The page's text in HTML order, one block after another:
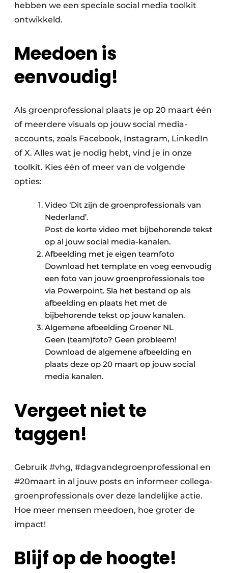
hebben we een speciale social media toolkit
ontwikkeld.
Meedoen is
eenvoudig!
​Als groenprofessional plaats je op 20 maart één
of meerdere visuals op jouw social media-
accounts, zoals Facebook, Instagram, LinkedIn
of X. Alles wat je nodig hebt, vind je in onze
toolkit. Kies één of meer van de volgende
opties:
​Video ‘Dit zijn de groenprofessionals van
Nederland’.
Post de korte video met bijbehorende tekst
op al jouw social media-kanalen.
Afbeelding met je eigen teamfoto
Download het template en voeg eenvoudig
een foto van jouw groenprofessionals toe
via Powerpoint. Sla het bestand op als
afbeelding en plaats het met de
bijbehorende tekst op jouw kanalen.
Algemene afbeelding Groener NL
Geen (team)foto? Geen probleem!
Download de algemene afbeelding en
plaats deze op 20 maart op jouw social
media​ kanalen.
​Vergeet niet te
taggen!
Gebruik #vhg, #dagvandegroenprofessional en
#20maart in al jouw posts en informeer collega-
groenprofessionals over deze landelijke actie.
Hoe meer mensen meedoen, hoe groter de
impact!
Blijf op de hoogte!